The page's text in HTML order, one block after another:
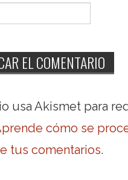
usa Akismet para
cómo se
tus comentarios.